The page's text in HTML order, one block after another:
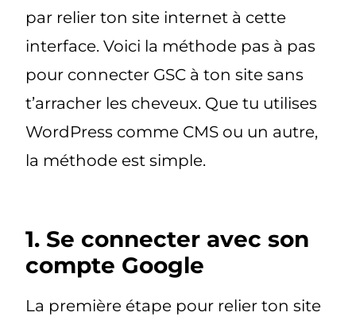
par relier ton site internet à cette
interface. Voici la méthode pas à pas
pour connecter GSC à ton site sans
t’arracher les cheveux. Que tu utilises
WordPress comme CMS ou un autre,
la méthode est simple.
1. Se connecter avec son
compte Google
La première étape pour relier ton site